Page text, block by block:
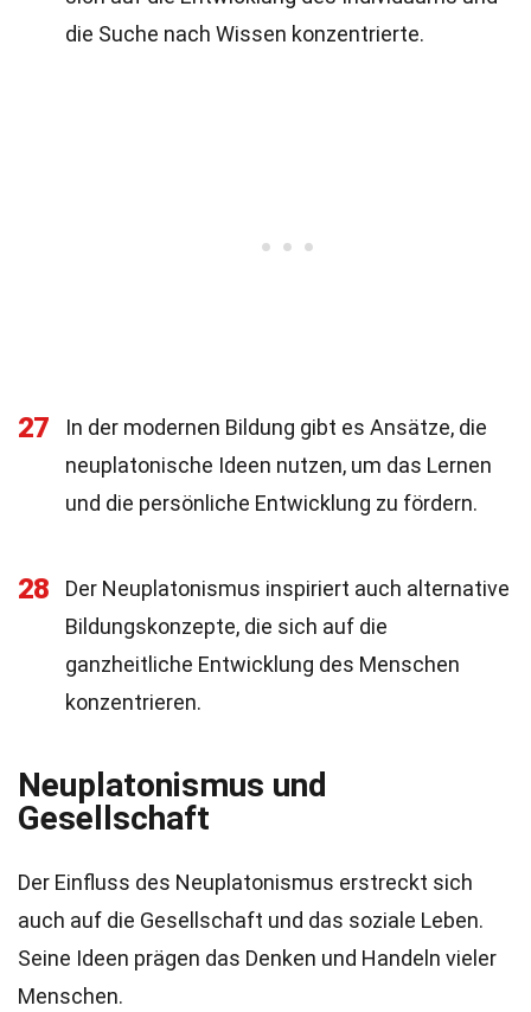
die Suche nach Wissen konzentrierte.
27
In der modernen Bildung gibt es Ansätze, die
neuplatonische Ideen nutzen, um das Lernen
und die persönliche Entwicklung zu fördern.
28
Der Neuplatonismus inspiriert auch alternative
Bildungskonzepte, die sich auf die
ganzheitliche Entwicklung des Menschen
konzentrieren.
Neuplatonismus und
Gesellschaft
Der Einfluss des Neuplatonismus erstreckt sich
auch auf die Gesellschaft und das soziale Leben.
Seine Ideen prägen das Denken und Handeln vieler
Menschen.